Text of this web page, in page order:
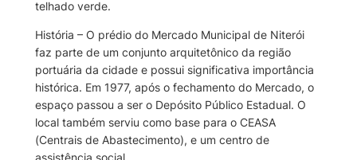
telhado verde.
História – O prédio do Mercado Municipal de Niterói
faz parte de um conjunto arquitetônico da região
portuária da cidade e possui significativa importância
histórica. Em 1977, após o fechamento do Mercado, o
espaço passou a ser o Depósito Público Estadual. O
local também serviu como base para o CEASA
(Centrais de Abastecimento), e um centro de
assistência social.